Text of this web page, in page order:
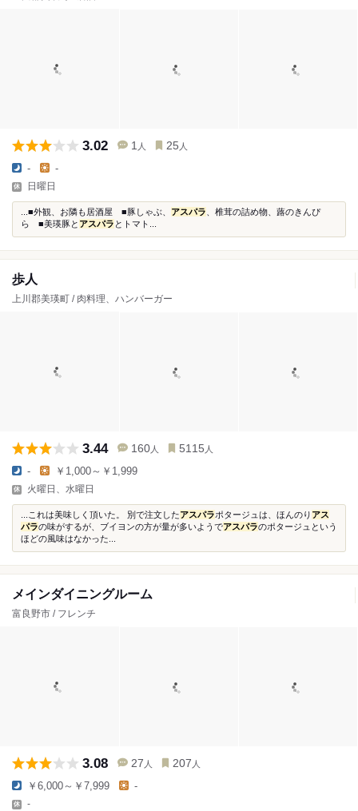
3.02 1 人 25 人
- -
日曜日
...■外観、お隣も居酒屋 ■豚しゃぶ、 アスパラ 、椎茸の詰め物、蕗のきんぴ
ら ■美瑛豚と アスパラ とトマト...
歩人
上川郡美瑛町 / 肉料理、ハンバーガー
3.44 160 人 5115 人
- ￥1,000～￥1,999
火曜日、水曜日
...これは美味しく頂いた。 別で注文したアスパラポタージュは、ほんのり アス
パラの味がするが、ブイヨンの方が量が多いようでアスパラのポタージュという
ほどの風味はなかった...
メインダイニングルーム
富良野市 / フレンチ
3.08 27 人 207 人
￥6,000～￥7,999 -
-